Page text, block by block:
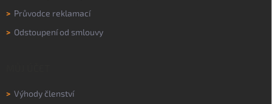
> Průvodce reklamací
> Odstoupení od smlouvy
> Výhody členství